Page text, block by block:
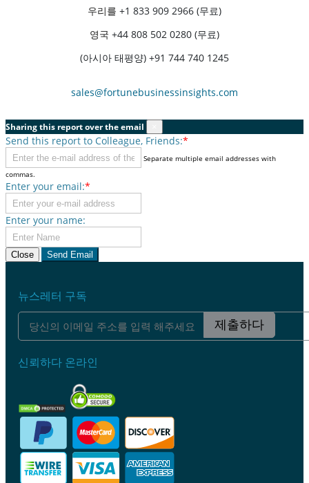
우리를 +1 833 909 2966 (무료)
영국 +44 808 502 0280 (무료)
(아시아 태평양) +91 744 740 1245
sales@fortunebusinessinsights.com
Sharing this report over the email
Send this report to Colleague, Friends:*
Separate multiple email addresses with
commas.
Enter your email:*
Enter your name:
Close Send Email
뉴스레터 구독
제출하다
신뢰하다 온라인